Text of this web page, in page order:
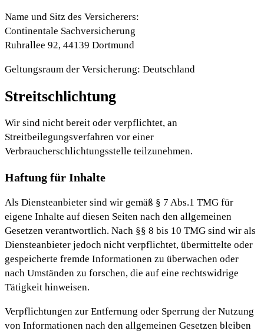
Name und Sitz des Versicherers:
Continentale Sachversicherung
Ruhrallee 92, 44139 Dortmund
Geltungsraum der Versicherung: Deutschland
Streitschlichtung
Wir sind nicht bereit oder verpflichtet, an
Streitbeilegungsverfahren vor einer
Verbraucherschlichtungsstelle teilzunehmen.
Haftung für Inhalte
Als Diensteanbieter sind wir gemäß § 7 Abs.1 TMG für
eigene Inhalte auf diesen Seiten nach den allgemeinen
Gesetzen verantwortlich. Nach §§ 8 bis 10 TMG sind wir als
Diensteanbieter jedoch nicht verpflichtet, übermittelte oder
gespeicherte fremde Informationen zu überwachen oder
nach Umständen zu forschen, die auf eine rechtswidrige
Tätigkeit hinweisen.
Verpflichtungen zur Entfernung oder Sperrung der Nutzung
von Informationen nach den allgemeinen Gesetzen bleiben